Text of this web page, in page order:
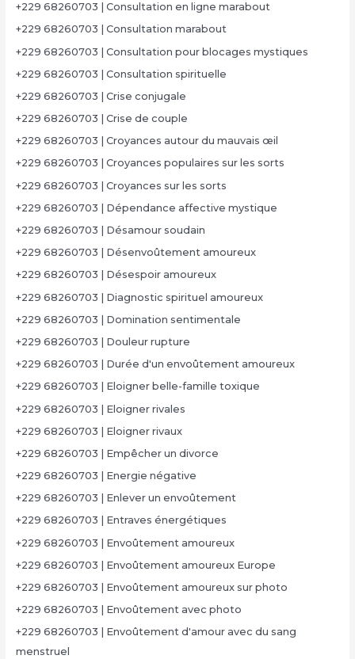
+229 68260703 | Consultation en ligne marabout
+229 68260703 | Consultation marabout
+229 68260703 | Consultation pour blocages mystiques
+229 68260703 | Consultation spirituelle
+229 68260703 | Crise conjugale
+229 68260703 | Crise de couple
+229 68260703 | Croyances autour du mauvais œil
+229 68260703 | Croyances populaires sur les sorts
+229 68260703 | Croyances sur les sorts
+229 68260703 | Dépendance affective mystique
+229 68260703 | Désamour soudain
+229 68260703 | Désenvoûtement amoureux
+229 68260703 | Désespoir amoureux
+229 68260703 | Diagnostic spirituel amoureux
+229 68260703 | Domination sentimentale
+229 68260703 | Douleur rupture
+229 68260703 | Durée d'un envoûtement amoureux
+229 68260703 | Eloigner belle-famille toxique
+229 68260703 | Eloigner rivales
+229 68260703 | Eloigner rivaux
+229 68260703 | Empêcher un divorce
+229 68260703 | Energie négative
+229 68260703 | Enlever un envoûtement
+229 68260703 | Entraves énergétiques
+229 68260703 | Envoûtement amoureux
+229 68260703 | Envoûtement amoureux Europe
+229 68260703 | Envoûtement amoureux sur photo
+229 68260703 | Envoûtement avec photo
+229 68260703 | Envoûtement d'amour avec du sang
menstruel